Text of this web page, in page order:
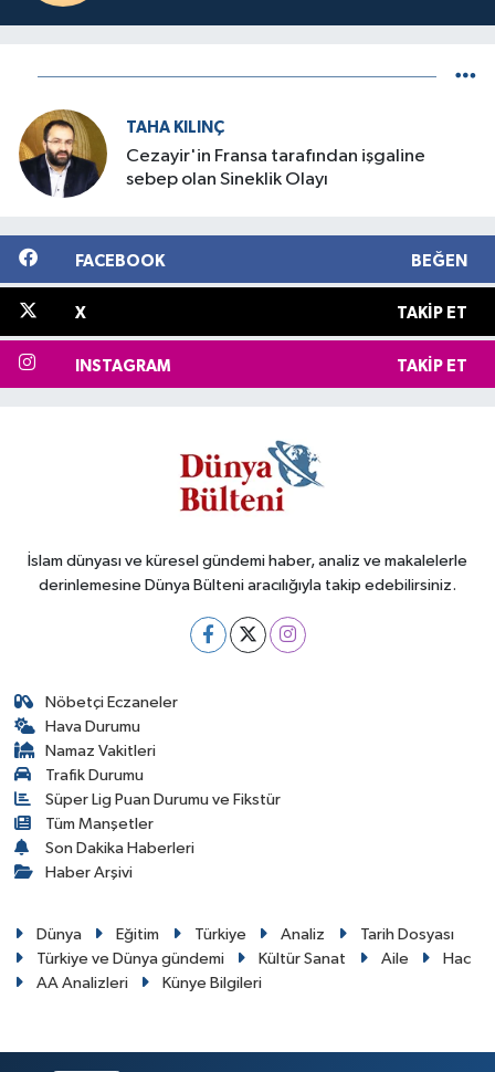
TAHA KILINÇ
Cezayir'in Fransa tarafından işgaline
sebep olan Sineklik Olayı
FACEBOOK BEĞEN
X TAKIP ET
INSTAGRAM TAKIP ET
İslam dünyası ve küresel gündemi haber, analiz ve makalelerle
derinlemesine Dünya Bülteni aracılığıyla takip edebilirsiniz.
Nöbetçi Eczaneler
Hava Durumu
Namaz Vakitleri
Trafik Durumu
Süper Lig Puan Durumu ve Fikstür
Tüm Manşetler
Son Dakika Haberleri
Haber Arşivi
Dünya Eğitim Türkiye Analiz
Tarih Dosyası
Türkiye ve Dünya gündemi
Kültür Sanat Aile
Hac
AA Analizleri
Künye Bilgileri